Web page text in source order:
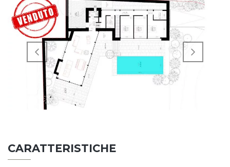
CARATTERISTICHE